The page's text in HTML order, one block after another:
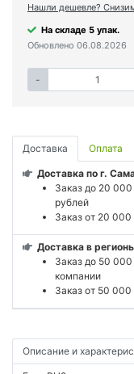
Нашли дешевле?
На складе 5 упак.
Обновлено 06.08.2026
-
Доставка Оплата
Доставка по г.
Заказ до 20
рублей
Заказ от 20
Доставка в
Заказ до 50
компании
Заказ от 50
Описание и